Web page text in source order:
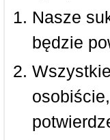
Nasze
będzie